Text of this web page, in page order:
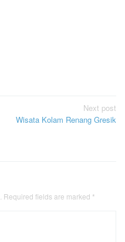
Next post
Wisata Kolam Renang Gresik
Required fields are marked *